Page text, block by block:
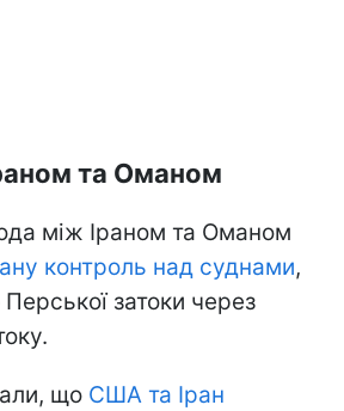
та Оманом
між Іраном та Оманом
контроль над суднами,
затоки через
що США та Іран